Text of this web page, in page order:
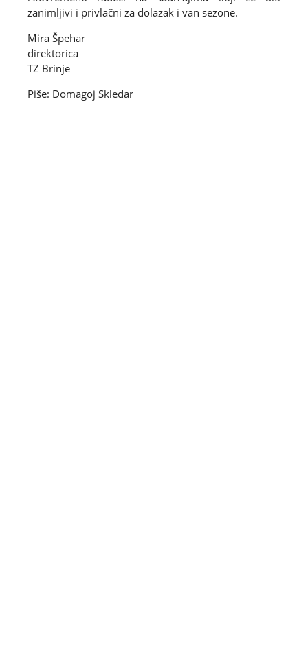
zanimljivi i privlačni za dolazak i van sezone.
Mira Špehar
direktorica
TZ Brinje
Piše: Domagoj Skledar